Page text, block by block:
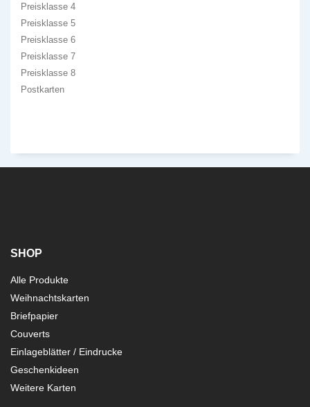
Preisklasse 4
Preisklasse 5
Preisklasse 6
Preisklasse 7
Preisklasse 8
Postkarten
SHOP
Alle Produkte
Weihnachtskarten
Briefpapier
Couverts
Einlageblätter / Eindrucke
Geschenkideen
Weitere Karten